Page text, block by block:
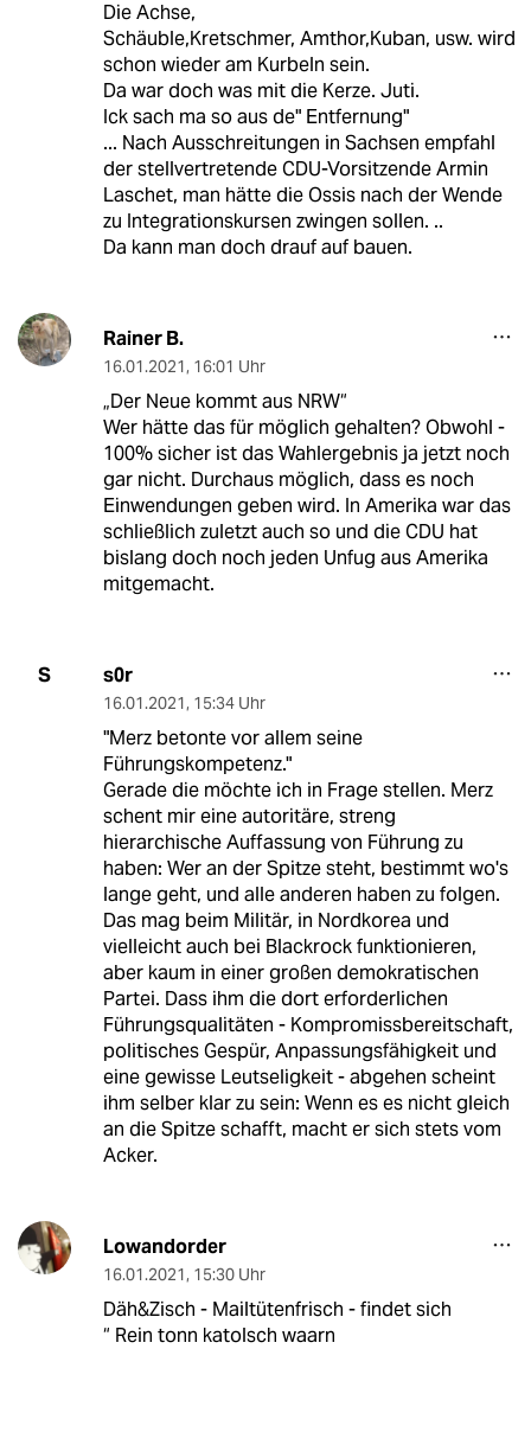
Die Achse,
Schäuble,Kretschmer, Amthor,Kuban, usw. wird
schon wieder am Kurbeln sein.
Da war doch was mit die Kerze. Juti.
Ick sach ma so aus de" Entfernung"
... Nach Ausschreitungen in Sachsen empfahl
der stellvertretende CDU-Vorsitzende Armin
Laschet, man hätte die Ossis nach der Wende
zu Integrationskursen zwingen sollen. ..
Da kann man doch drauf auf bauen.
Rainer B.
16.01.2021, 16:01 Uhr
„Der Neue kommt aus NRW“
Wer hätte das für möglich gehalten? Obwohl -
100% sicher ist das Wahlergebnis ja jetzt noch
gar nicht. Durchaus möglich, dass es noch
Einwendungen geben wird. In Amerika war das
schließlich zuletzt auch so und die CDU hat
bislang doch noch jeden Unfug aus Amerika
mitgemacht.
S s0r
16.01.2021, 15:34 Uhr
"Merz betonte vor allem seine
Führungskompetenz."
Gerade die möchte ich in Frage stellen. Merz
schent mir eine autoritäre, streng
hierarchische Auffassung von Führung zu
haben: Wer an der Spitze steht, bestimmt wo's
lange geht, und alle anderen haben zu folgen.
Das mag beim Militär, in Nordkorea und
vielleicht auch bei Blackrock funktionieren,
aber kaum in einer großen demokratischen
Partei. Dass ihm die dort erforderlichen
Führungsqualitäten - Kompromissbereitschaft,
politisches Gespür, Anpassungsfähigkeit und
eine gewisse Leutseligkeit - abgehen scheint
ihm selber klar zu sein: Wenn es es nicht gleich
an die Spitze schafft, macht er sich stets vom
Acker.
Lowandorder
16.01.2021, 15:30 Uhr
Däh&Zisch - Mailtütenfrisch - findet sich
“ Rein tonn katolsch waarn